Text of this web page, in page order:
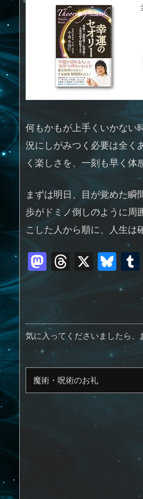
何もかもが上手くいかない
況にしがみつく必要は全く
く楽しさを、一刻も早く体
まずは明日、目が覚めた
歩がドミノ倒しのように周
こした人から順に、人生は
M
a
o
d
o
n
T
a
d
X Bl
u
e
sk
y
気に入ってくださいましたら